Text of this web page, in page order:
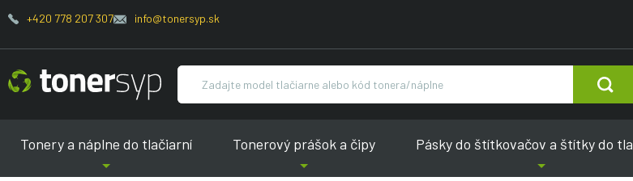
+420 778 207 307 info@tonersyp.sk
Tonery a náplne do tlačiarní Tonerový prášok a čipy Pásky do štítkovačov a štítky do